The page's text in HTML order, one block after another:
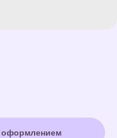
оформлением